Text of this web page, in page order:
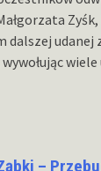
dalszej udanej
–